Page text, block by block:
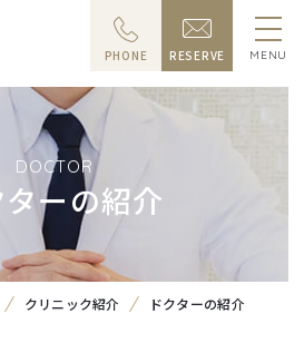
PHONE RESERVE MENU
DOCTOR
ターの紹介
クリニック紹介 ドクターの紹介